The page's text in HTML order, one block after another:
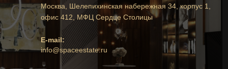
Москва, Шелепихинская набережная 34, корпус 1,
офис 412, МФЦ Сердце Столицы
E-mail:
info@spaceestate.ru